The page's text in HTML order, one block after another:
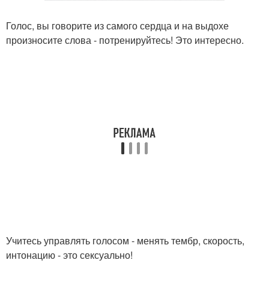
Голос, вы говорите из самого сердца и на выдохе
произносите слова - потренируйтесь! Это интересно.
Учитесь управлять голосом - менять тембр, скорость,
интонацию - это сексуально!